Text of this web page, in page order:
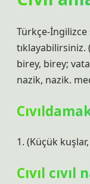
Türkçe-
tıklayabilirsiniz.
birey, birey;
nazik, nazik.
1. (Küçük
Cıvıl cıvıl